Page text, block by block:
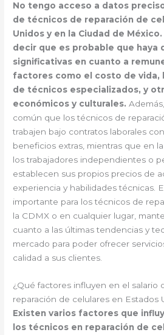
No tengo acceso a datos
de técnicos de reparación de
Unidos y en la Ciudad de
decir que es probable que haya
significativas en cuanto a
factores como el costo de vida,
de técnicos especializados, y
económicos y culturales.
común que los técnicos de
trabajen bajo contratos laborales
beneficios extras, mientras que en
los trabajadores independientes o
establecen sus propios precios de
experiencia y habilidades técnicas.
importante para los técnicos de
la CDMX o en cualquier lugar,
cuanto a las últimas tendencias y
mercado para poder ofrecer
calidad a sus clientes.
¿Qué factores influyen en el salario
reparación de celulares en Estados
Existen varios factores que
los técnicos en reparación de